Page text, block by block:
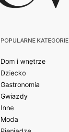
POPULARNE KATEGORIE
Dom i wnętrze
Dziecko
Gastronomia
Gwiazdy
Inne
Moda